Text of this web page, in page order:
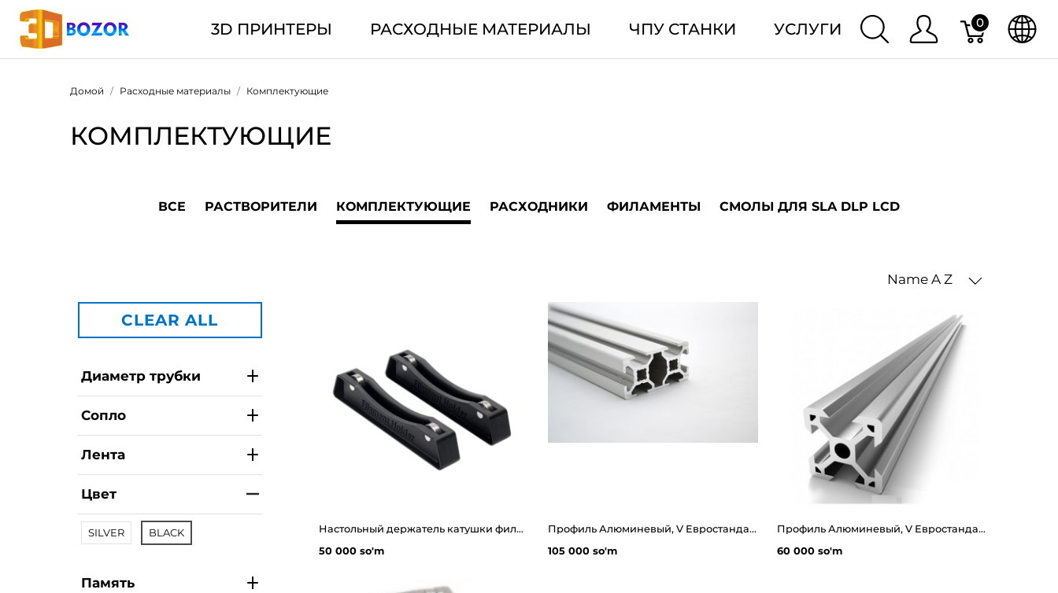
3D ПРИНТЕРЫ РАСХОДНЫЕ МАТЕРИАЛЫ ЧПУ СТАНКИ УСЛУГИ 0
Домой Расходные материалы Комплектующие
КОМПЛЕКТУЮЩИЕ
ВСЕ РАСТВОРИТЕЛИ КОМПЛЕКТУЮЩИЕ РАСХОДНИКИ ФИЛАМЕНТЫ СМОЛЫ ДЛЯ SLA DLP LCD
Name A Z
CLEAR ALL
Диаметр трубки
Сопло
Лента
Цвет
SILVER BLACK
Память
Настольный держатель катушки филамента
50 000 so'm
Профиль Алюминевый, V Евростандарт 2040 мм Оксидированный
105 000 so'm
Профиль Алюминевый, V Евростандарт 20x20 мм Оксидированный
60 000 so'm